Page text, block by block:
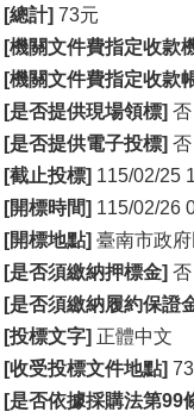
[總計] 73元
[機關文件費指定收款
[機關文件費指定收款
[是否提供現場領標] 否
[是否提供電子投標] 否
[截止投標] 115/02/25
[開標時間] 115/02/26
[開標地點] 臺南市政
[是否須繳納押標金] 否
[是否須繳納履約保證
[投標文字] 正體中文
[收受投標文件地點]
[是否依據採購法第99